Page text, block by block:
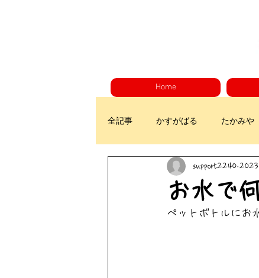
Home
全記事 かすがばる たかみや
お水で
support2240 2023
ペットボトルにお